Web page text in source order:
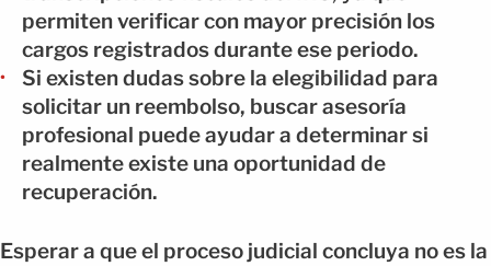
permiten verificar con mayor precisión los
cargos registrados durante ese periodo.
Si existen dudas sobre la elegibilidad para
solicitar un reembolso, buscar asesoría
profesional puede ayudar a determinar si
realmente existe una oportunidad de
recuperación.
Esperar a que el proceso judicial concluya no es la